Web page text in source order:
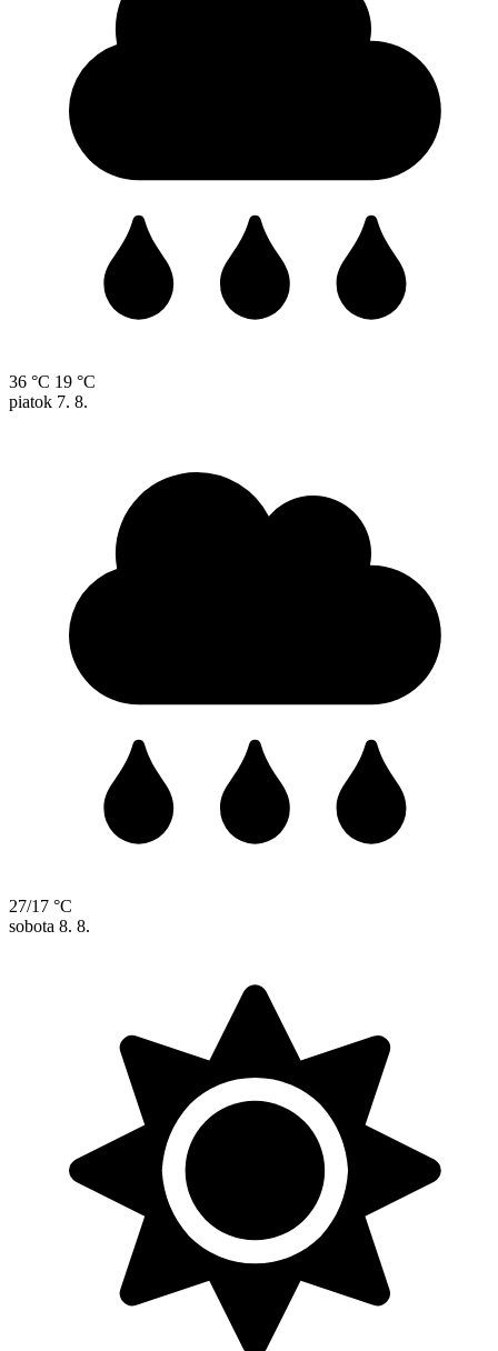
36 °C 19 °C
piatok 7. 8.
27/17 °C
sobota 8. 8.